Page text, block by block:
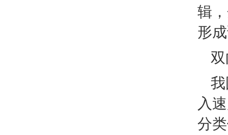
辑
形
入
分